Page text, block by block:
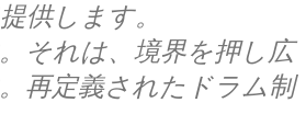
供します。
それは、境界を押し広
再定義されたドラム制